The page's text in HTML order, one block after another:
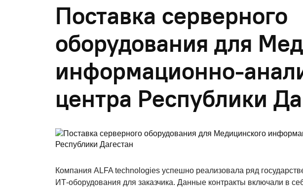
Поставка серверного
оборудования для
информационно-
центра Республики
Компания ALFA technologies успешно реализовала ряд
ИТ-оборудования для заказчика. Данные контракты включали в